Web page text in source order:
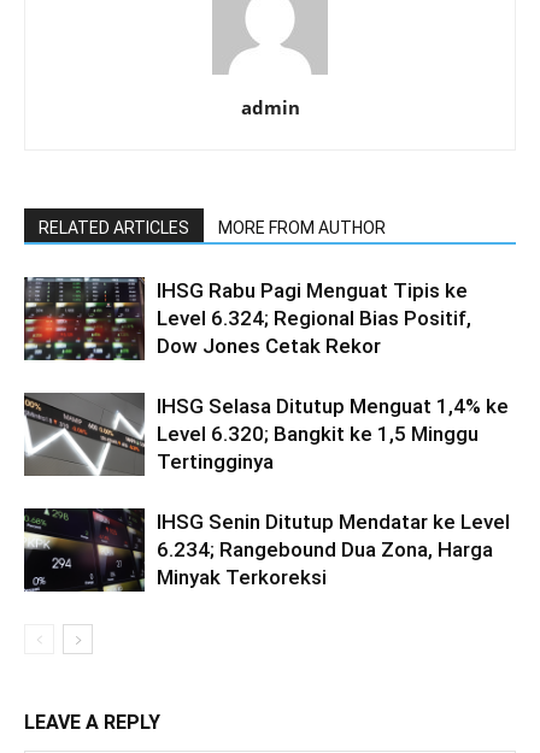
admin
RELATED ARTICLES MORE FROM AUTHOR
IHSG Rabu Pagi Menguat Tipis ke
Level 6.324; Regional Bias Positif,
Dow Jones Cetak Rekor
IHSG Selasa Ditutup Menguat 1,4% ke
Level 6.320; Bangkit ke 1,5 Minggu
Tertingginya
IHSG Senin Ditutup Mendatar ke Level
6.234; Rangebound Dua Zona, Harga
Minyak Terkoreksi
LEAVE A REPLY